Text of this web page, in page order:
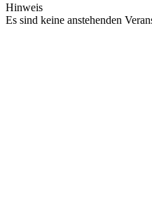
Hinweis
Es sind keine anstehenden